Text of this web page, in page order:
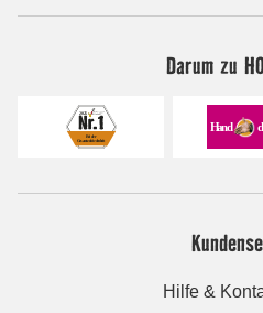
Darum zu
Hilfe &